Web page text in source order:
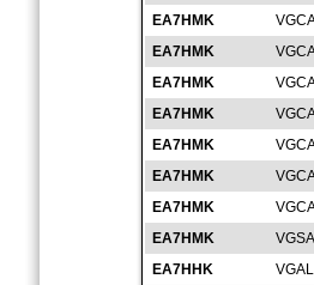
EA7HMK
EA7HMK
EA7HMK
EA7HMK
EA7HMK
EA7HMK
EA7HMK
EA7HMK
EA7HHK